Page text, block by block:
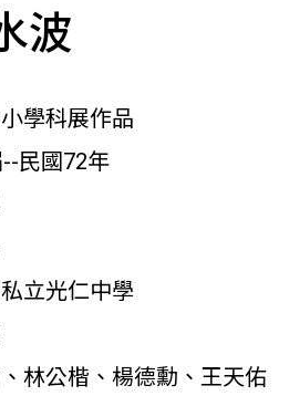
波
學科展作品
民國72年
立光仁中學
林公楷、楊德勳、王天佑